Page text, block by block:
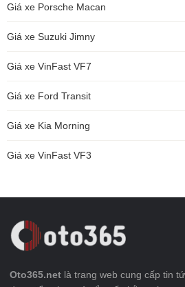
Giá xe Porsche Macan
Giá xe Suzuki Jimny
Giá xe VinFast VF7
Giá xe Ford Transit
Giá xe Kia Morning
Giá xe VinFast VF3
Oto365.net là trang web cung cấp tin